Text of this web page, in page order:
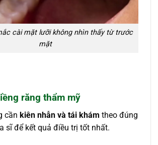
cài mặt lưỡi không nhìn thấy từ trước
mặt
răng thẩm mỹ
cần kiên nhẫn và tái khám theo đúng
sĩ để kết quả điều trị tốt nhất.